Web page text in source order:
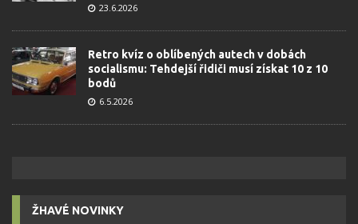
23.6.2026
Retro kvíz o oblíbených autech v dobách
socialismu: Tehdejší řidiči musí získat 10 z 10
bodů
6.5.2026
ŽHAVÉ NOVINKY